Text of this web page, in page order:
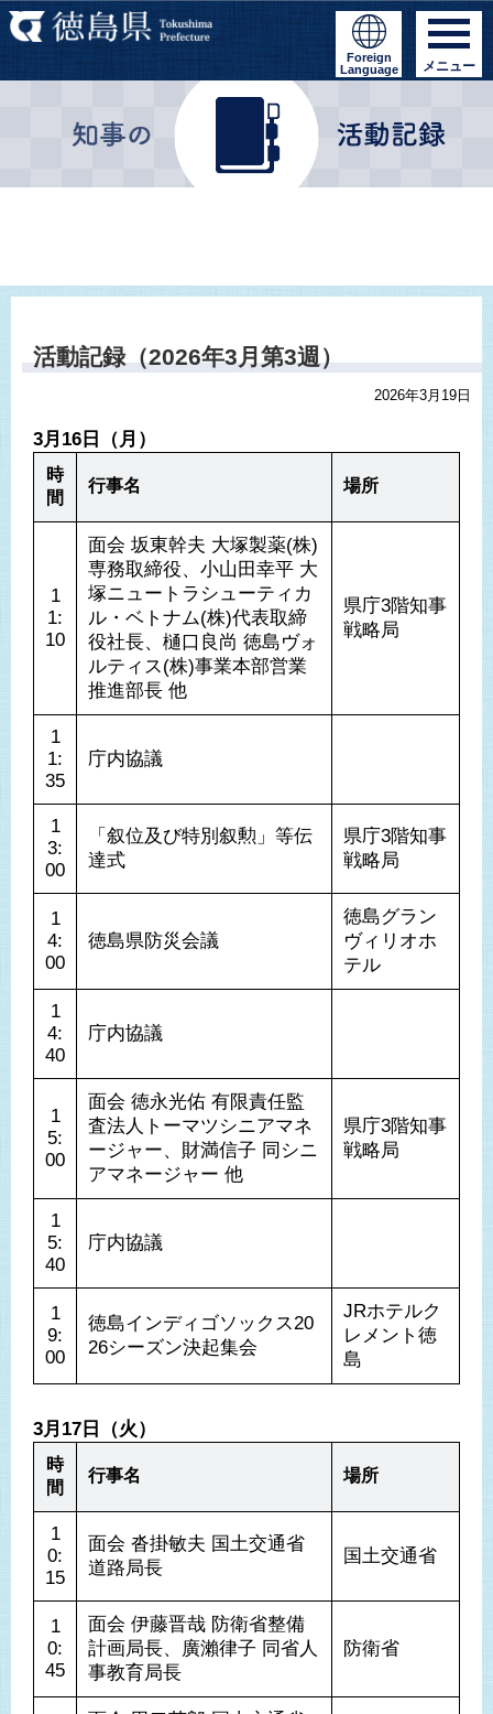
Foreign
Language
メニュー
活動記録（2026年3月第3週）
2026年3月19日
3月16日（月）
時
間
行事名 場所
1
1:
10
面会 坂東幹夫 大塚製薬(株)
専務取締役、小山田幸平 大
塚ニュートラシューティカ
ル・ベトナム(株)代表取締
役社長、樋口良尚 徳島ヴォ
ルティス(株)事業本部営業
推進部長 他
県庁3階知事
戦略局
1
1:
35
庁内協議
1
3:
00
「叙位及び特別叙勲」等伝
達式
県庁3階知事
戦略局
1
4:
00
徳島県防災会議
徳島グラン
ヴィリオホ
テル
1
4:
40
庁内協議
1
5:
00
面会 徳永光佑 有限責任監
査法人トーマツシニアマネ
ージャー、財満信子 同シニ
アマネージャー 他
県庁3階知事
戦略局
1
5:
40
庁内協議
1
9:
00
徳島インディゴソックス20
26シーズン決起集会
JRホテルク
レメント徳
島
3月17日（火）
時
間
行事名 場所
1
0:
15
面会 沓掛敏夫 国土交通省
道路局長
1
0:
45
面会 伊藤晋哉 防衛省整備
計画局長、廣瀨律子 同省人
事教育局長
防衛省